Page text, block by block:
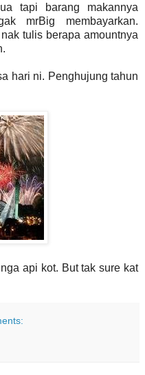
tapi barang makannya
mrBig membayarkan.
tulis berapa amountnya
hari ni. Penghujung tahun
api kot. But tak sure kat